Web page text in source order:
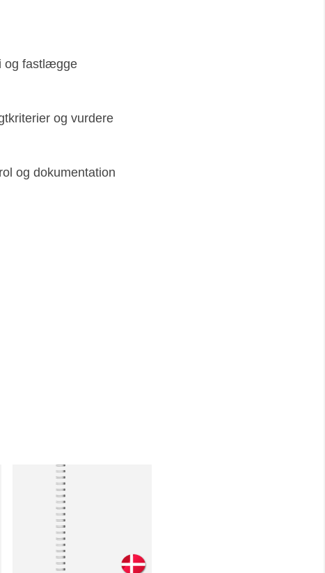
og fastlægge
og vurdere
og dokumentation